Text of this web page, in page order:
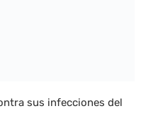
sus infecciones del